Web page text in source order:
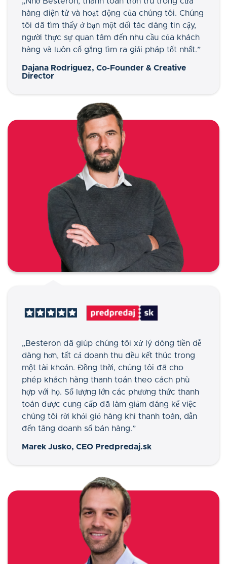
hàng điện tử và hoạt động của chúng tôi. Chúng
tôi đã tìm thấy ở bạn một đối tác đáng tin cậy,
người thực sự quan tâm đến nhu cầu của khách
hàng và luôn cố gắng tìm ra giải pháp tốt nhất.”
Dajana Rodriguez, Co-Founder & Creative
Director
„Besteron đã giúp chúng tôi xử lý dòng tiền dễ
dàng hơn, tất cả doanh thu đều kết thúc trong
một tài khoản. Đồng thời, chúng tôi đã cho
phép khách hàng thanh toán theo cách phù
hợp với họ. Số lượng lớn các phương thức thanh
toán được cung cấp đã làm giảm đáng kể việc
chúng tôi rời khỏi giỏ hàng khi thanh toán, dẫn
đến tăng doanh số bán hàng.”
Marek Jusko, CEO Predpredaj.sk